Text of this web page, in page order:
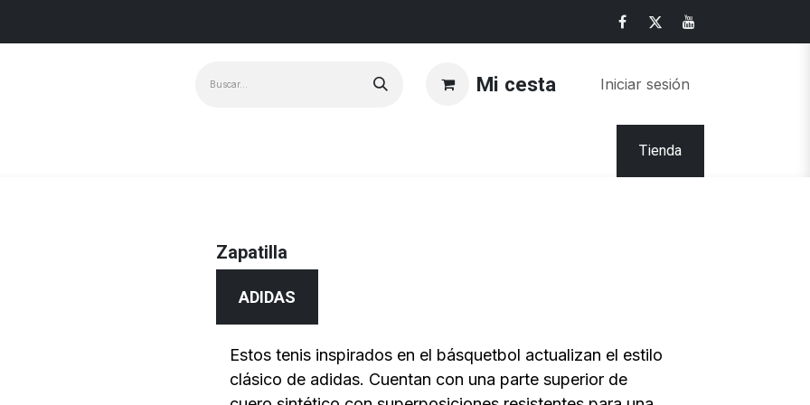
Mi cesta Iniciar sesión
Tienda
Zapatilla
ADIDAS
Estos tenis inspirados en el básquetbol actualizan el estilo
clásico de adidas. Cuentan con una parte superior de